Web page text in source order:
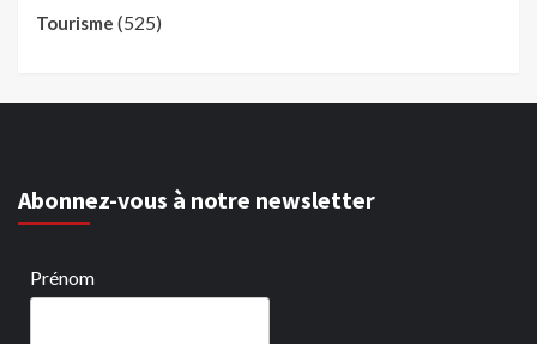
Tourisme (525)
Abonnez-vous à notre newsletter
Prénom